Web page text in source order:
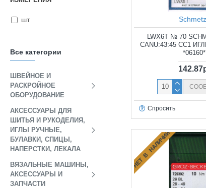
шт
Все категории
ШВЕЙНОЕ И
РАСКРОЙНОЕ
ОБОРУДОВАНИЕ
АКСЕССУАРЫ ДЛЯ
ШИТЬЯ И РУКОДЕЛИЯ,
ИГЛЫ РУЧНЫЕ,
БУЛАВКИ, СПИЦЫ,
НАПЕРСТКИ, ЛЕКАЛА
ВЯЗАЛЬНЫЕ МАШИНЫ,
АКСЕССУАРЫ И
ЗАПЧАСТИ
Schmetz
LWX6T № 70
CANU:43:45 CC1
*06160*
Спросить
НЕТ В НАЛИЧИИ